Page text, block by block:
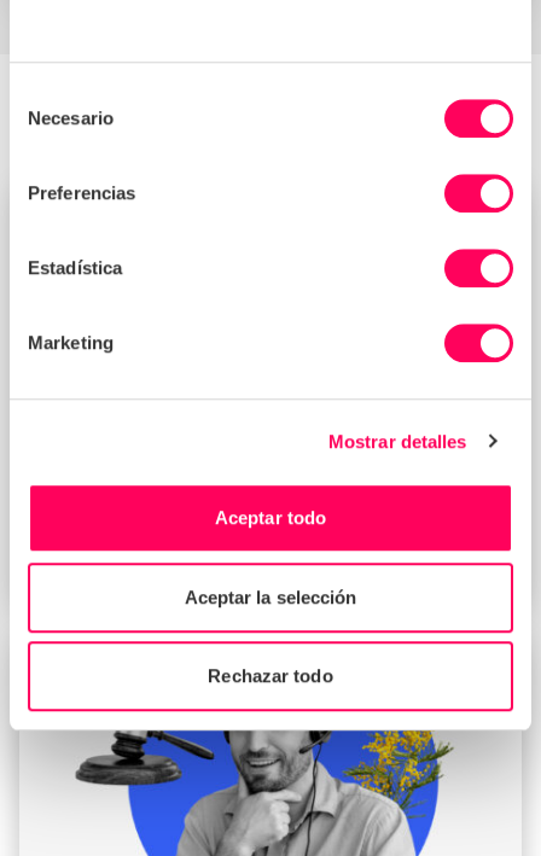
Necesario
Preferencias
Estadística
Marketing
Mostrar detalles
Aceptar todo
Aceptar la selección
Rechazar todo
JUN. 23 2026
De la estrategia a la acción: Evaluando
SEMINARIO WEB BAJO DEMANDA